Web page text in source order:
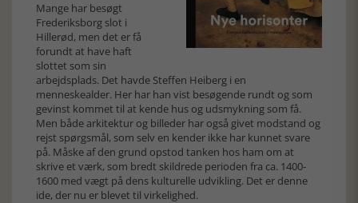
Mange har besøgt
Frederiksborg slot i
Hillerød, men det er få
forundt at have haft
slottet som sin
arbejdsplads. Det havde Steffen Heiberg i en
menneskealder. Her har han vist besøgende rundt og som
gevinst kommet til at kende hus og udsmykning som få.
Men både arkitektur og billeder har også givet modstand og
rejst spørgsmål, som selv en kender ikke har kunnet svare
på. Måske af den grund opstod tanken hos ham om at
skrive et værk, som bredt skildrede perioden fra ca. 1400-
1600 med vægt på dens kulturelle udvikling. Det er denne
ide, der nu er blevet til virkelighed.